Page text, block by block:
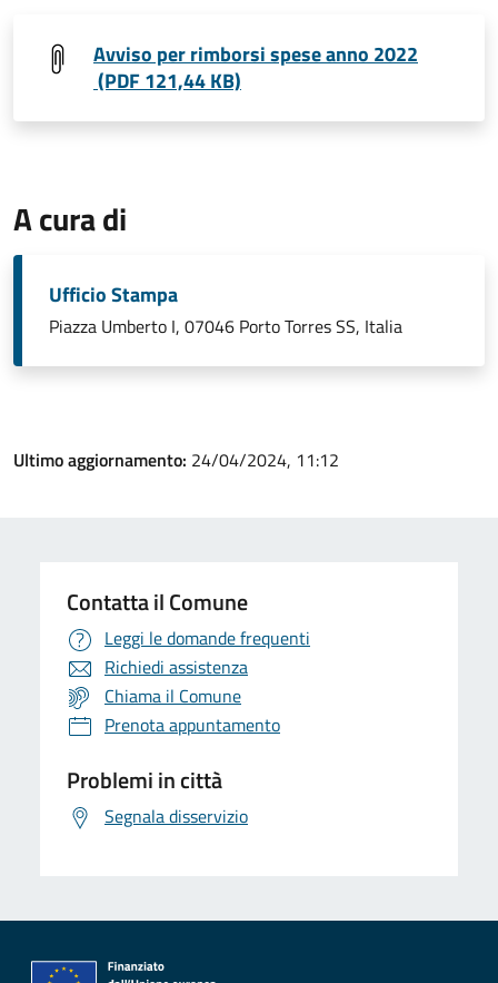
Avviso per rimborsi spese anno 2022
(PDF 121,44 KB)
A cura di
Ufficio Stampa
Piazza Umberto I, 07046 Porto Torres SS, Italia
Ultimo aggiornamento: 24/04/2024, 11:12
Contatta il Comune
Leggi le domande frequenti
Richiedi assistenza
Chiama il Comune
Prenota appuntamento
Problemi in città
Segnala disservizio